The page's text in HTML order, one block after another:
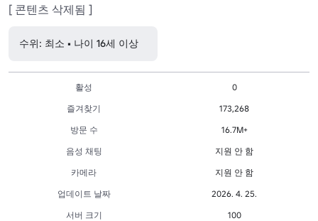
[ 콘텐츠 삭제됨 ]
수위: 최소 • 나이 16세 이상
활성
0
즐겨찾기
173,268
방문 수
16.7M+
음성 채팅
지원 안 함
카메라
지원 안 함
업데이트 날짜
2026. 4. 25.
서버 크기
100